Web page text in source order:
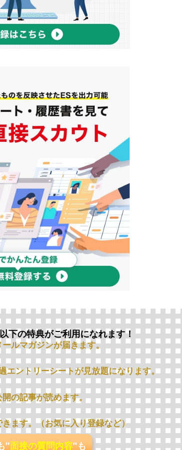
下の特典がご利用になれます！
ルマガジンが届きます。
エントリーシートが見放題になります。
開の記事が読めます。
ます。（お気に入り登録など）
"面接の質問内容"も